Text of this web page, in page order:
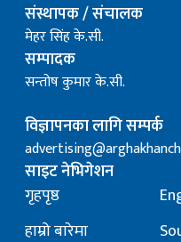
संस्थापक / संचालक
मेहर सिंह के.सी.
सम्पादक
सन्तोष कुमार के.सी.
विज्ञापनका लागि सम्पर्क
साइट नेभिगेशन
गृहपृष्ठ
हाम्रो बारेमा